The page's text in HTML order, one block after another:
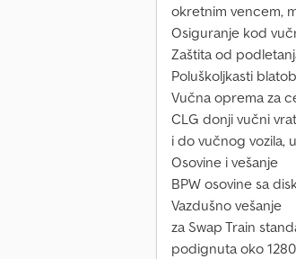
okretnim vencem,
Osiguranje kod
Zaštita od
Poluškoljkasti
Vučna oprema za
CLG donji vučni
i do vučnog vozila,
Osovine i vešanje
BPW osovine sa
Vazdušno vešanje
za Swap Train
podignuta oko